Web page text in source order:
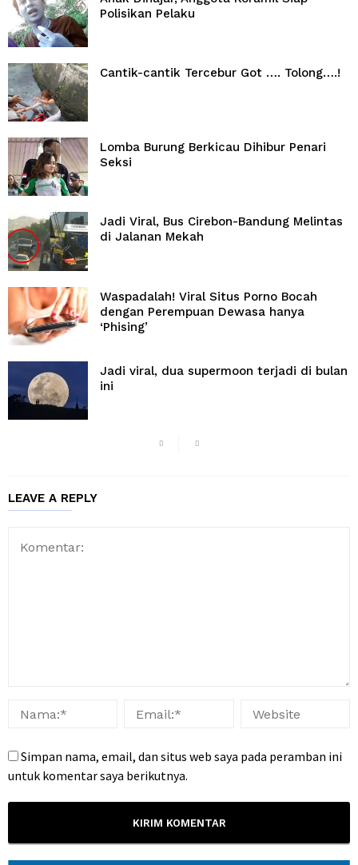
Polisikan Pelaku
Cantik-cantik Tercebur Got …. Tolong….!
Lomba Burung Berkicau Dihibur Penari
Seksi
Jadi Viral, Bus Cirebon-Bandung Melintas
di Jalanan Mekah
Waspadalah! Viral Situs Porno Bocah
dengan Perempuan Dewasa hanya
‘Phising’
Jadi viral, dua supermoon terjadi di bulan
ini
LEAVE A REPLY
Simpan nama, email, dan situs web saya pada peramban ini
untuk komentar saya berikutnya.